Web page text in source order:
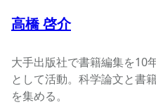
高橋 啓介
大手出版社で書籍編集を10
として活動。科学論文と書
を集める。